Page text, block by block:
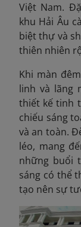
Việt Nam.
khu Hải Âu
biệt thự và
thiên nhiên
Khi màn
linh và lãng
thiết kế tinh
chiếu sáng
và an toàn.
léo, mang
những buổi
sáng có thể
tạo nên sự